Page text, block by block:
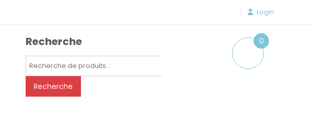
Login
Recherche
Recherche
Recherche
0
item